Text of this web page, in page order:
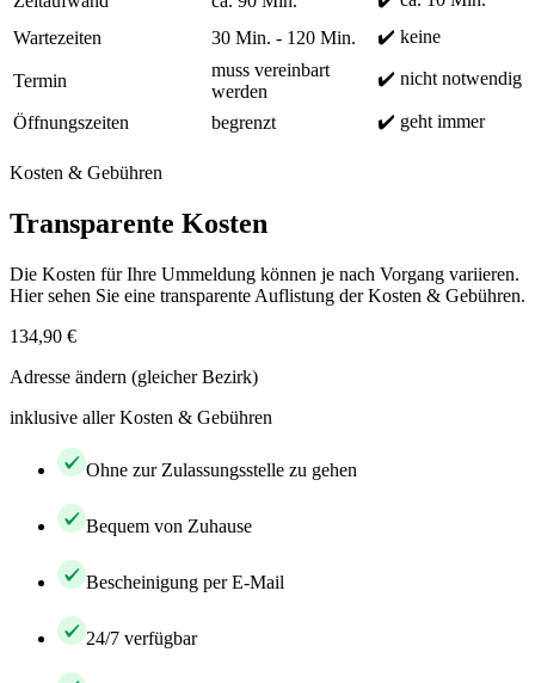
Wartezeiten
30 Min. - 120 Min. ✔️ keine
Termin
muss vereinbart
werden
✔️ nicht notwendig
Öffnungszeiten begrenzt ✔️ geht immer
Kosten & Gebühren
Transparente Kosten
Die Kosten für Ihre Ummeldung können je nach Vorgang variieren.
Hier sehen Sie eine transparente Auflistung der Kosten & Gebühren.
134,90 €
Adresse ändern (gleicher Bezirk)
inklusive aller Kosten & Gebühren
Ohne zur Zulassungsstelle zu gehen
Bequem von Zuhause
Bescheinigung per E-Mail
24/7 verfügbar